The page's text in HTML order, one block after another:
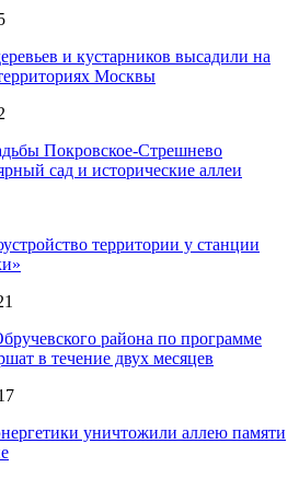
и кустарников высадили на
Москвы
Покровское-Стрешнево
сад и исторические аллеи
территории у станции
района по программе
в течение двух месяцев
уничтожили аллею памяти